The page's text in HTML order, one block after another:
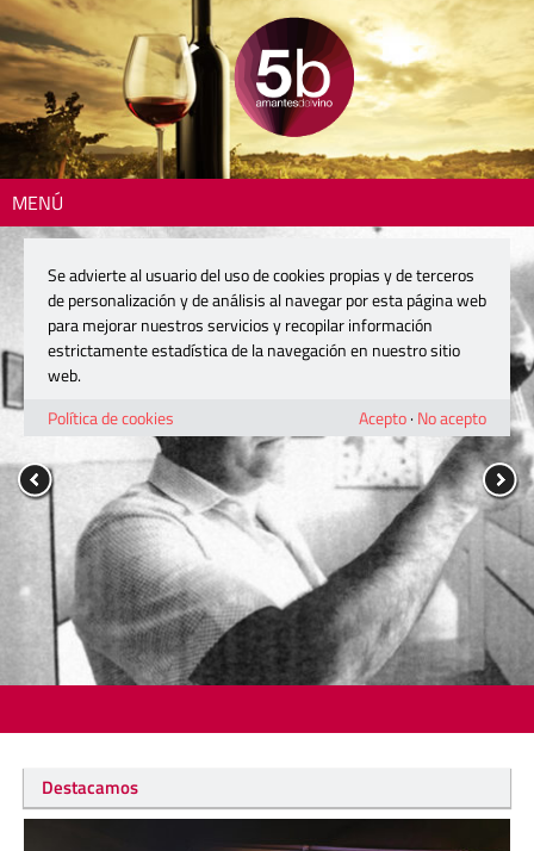
MENÚ
Destacamos
Se advierte al usuario del uso de cookies propias y de terceros
de personalización y de análisis al navegar por esta página web
para mejorar nuestros servicios y recopilar información
estrictamente estadística de la navegación en nuestro sitio
web.
Política de cookies
Acepto· No acepto